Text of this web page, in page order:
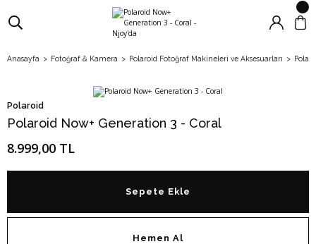
Anasayfa Fotoğraf & Kamera Polaroid Fotoğraf Makineleri ve Aksesuarları
Polaroid
Polaroid Now+ Generation 3 - Coral
8.999,00 TL
Sepete Ekle
Hemen Al